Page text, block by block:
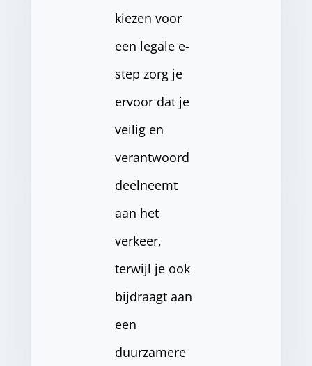
kiezen voor
een legale e-
step zorg je
ervoor dat je
veilig en
verantwoord
deelneemt
aan het
verkeer,
terwijl je ook
bijdraagt aan
een
duurzamere